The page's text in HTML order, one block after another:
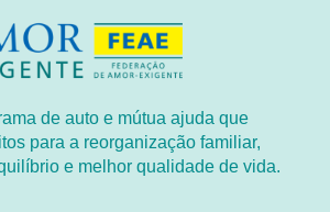
de auto e mútua ajuda que
para a reorganização familiar,
e melhor qualidade de vida.